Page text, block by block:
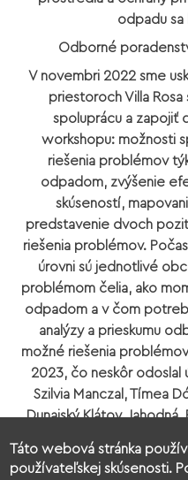
odpadu sa
Odborné
V novembri 2022 sme
priestoroch Villa
spoluprácu a zapojiť
workshopu: možnosti
riešenia problémov
odpadom, zvýšenie
skúseností,
predstavenie dvoch
riešenia problémov.
úrovni sú jednotlivé
problémom čelia, ako
odpadom a v čom
analýzy a prieskumu
možné riešenia
2023, čo neskôr odoslal
Szilvia Manczal, Tímea
Dunajský Klátov,
Táto webová stránka
používateľskej skúsenosti.